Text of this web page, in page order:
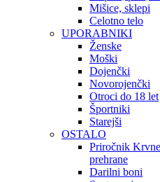
Mišice, sklepi
Celotno telo
UPORABNIKI
Ženske
Moški
Dojenčki
Novorojenčki
Otroci do 18 let
Športniki
Starejši
OSTALO
Priročnik
prehrane
Darilni boni